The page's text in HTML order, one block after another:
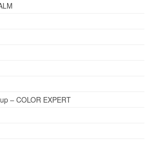
– COLOR EXPERT